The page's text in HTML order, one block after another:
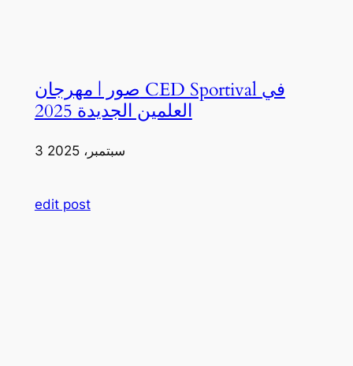
صور | مهرجان CED Sportival في
العلمين الجديدة 2025
3 سبتمبر، 2025
edit post